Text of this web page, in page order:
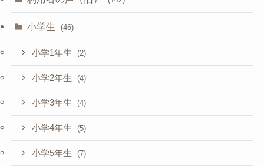
小学生 (46)
小学1年生 (2)
小学2年生 (4)
小学3年生 (4)
小学4年生 (5)
小学5年生 (7)